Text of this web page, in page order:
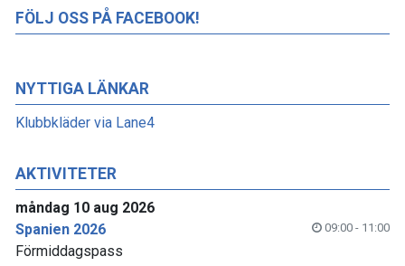
FÖLJ OSS PÅ FACEBOOK!
NYTTIGA LÄNKAR
Klubbkläder via Lane4
AKTIVITETER
måndag 10 aug 2026
Spanien 2026
09:00 - 11:00
Förmiddagspass